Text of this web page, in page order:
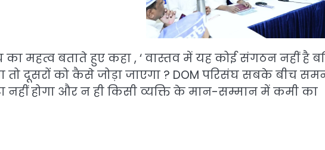
महत्व बताते हुए कहा , ‘ वास्तव में यह कोई संगठन नहीं है
दूसरों को कैसे जोड़ा जाएगा ? DOM परिसंघ सबके बीच
नहीं होगा और न ही किसी व्यक्ति के मान-सम्मान में कमी का